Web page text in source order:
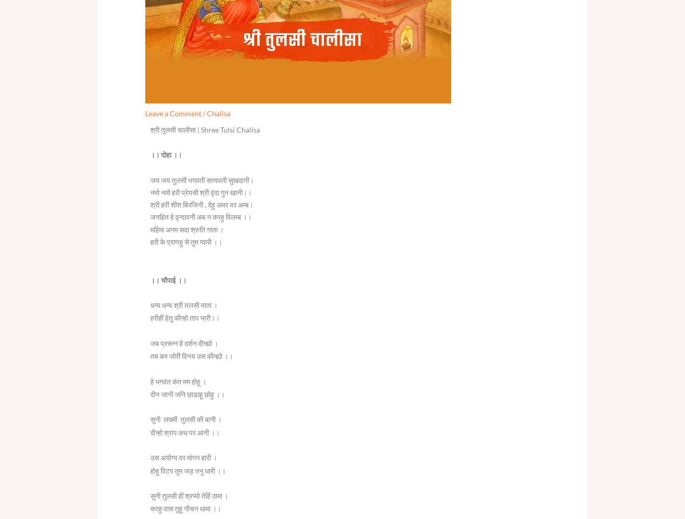
Leave a Comment/Chalisa
श्री तुलसी चालीसा | Shree Tulsi Chalisa
।। दोहा ।।
जय जय तुलसी भगवती सत्यवती सुखदानी।
नमो नमो हरी प्रेयसी श्री वृंदा गुन खानी।।
श्री हरी शीश बिरजिनी , देहु अमर वर अम्ब।
जनहित हे वृन्दावनी अब न करहु विलम्ब ।।
महिमा अगम सदा श्रुति गाता ।
हरी के प्राणहु से तुम प्यारी ।।
।। चौपाई ।।
धन्य धन्य श्री तलसी माता ।
हरीहीं हेतु कीन्हो ताप भारी।।
जब प्रसन्न है दर्शन दीन्ह्यो ।
तब कर जोरी विनय उस कीन्ह्यो ।।
हे भगवंत कंत मम होहू ।
दीन जानी जनि छाडाहू छोहु ।।
सुनी लख्मी तुलसी की बानी ।
दीन्हो श्राप कध पर आनी ।।
उस अयोग्य वर मांगन हारी ।
होहू विटप तुम जड़ तनु धारी ।।
सुनी तुलसी हीं श्रप्यो तेहिं ठामा ।
करहु वास तुहू नीचन धामा ।।